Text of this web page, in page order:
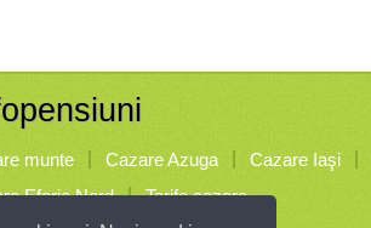
munte Cazare Azuga Cazare Iaşi
Eforie Nord
Tarife cazare